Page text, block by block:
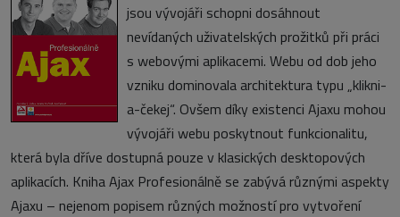
jsou vývojáři schopni dosáhnout
nevídaných uživatelských prožitků při práci
s webovými aplikacemi. Webu od dob jeho
vzniku dominovala architektura typu „klikni-
a-čekej“. Ovšem díky existenci Ajaxu mohou
vývojáři webu poskytnout funkcionalitu,
která byla dříve dostupná pouze v klasických desktopových
aplikacích. Kniha Ajax Profesionálně se zabývá různými aspekty
Ajaxu – nejenom popisem různých možností pro vytvoření